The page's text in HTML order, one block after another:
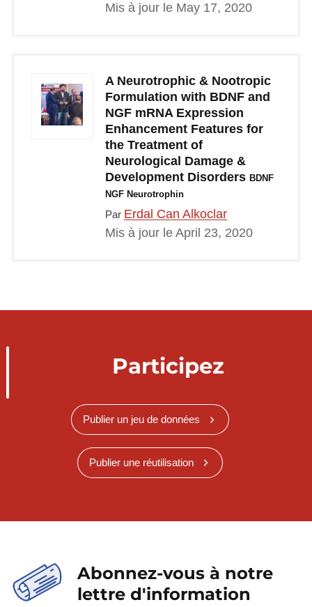
Mis à jour le May 17, 2020
A Neurotrophic & Nootropic
Formulation with BDNF and
NGF mRNA Expression
Enhancement Features for
the Treatment of
Neurological Damage &
Development Disorders BDNF
NGF Neurotrophin
Par Erdal Can Alkoclar
Mis à jour le April 23, 2020
Participez
Publier un jeu de données
Publier une réutilisation
Abonnez-vous à notre
lettre d'information